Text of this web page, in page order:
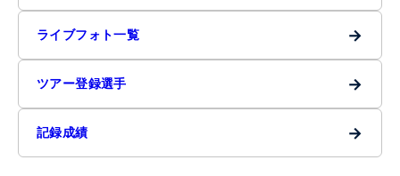
ライブフォト一覧 →
ツアー登録選手 →
記録成績 →